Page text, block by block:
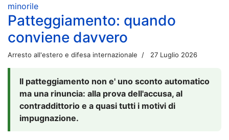
minorile
Patteggiamento: quando
conviene davvero
Arresto all'estero e difesa internazionale 27 Luglio 2026
Il patteggiamento non e' uno sconto automatico
ma una rinuncia: alla prova dell'accusa, al
contraddittorio e a quasi tutti i motivi di
impugnazione.